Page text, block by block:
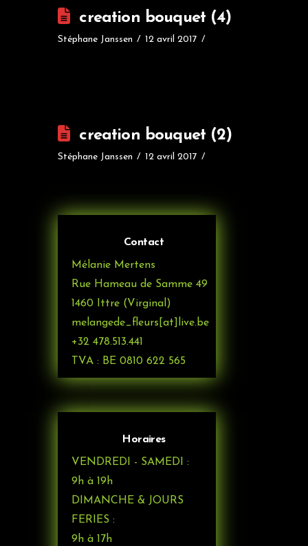
creation bouquet (4)
Stéphane Janssen 12 avril 2017
creation bouquet (2)
Stéphane Janssen 12 avril 2017
Contact
Mélanie Mertens
Rue Hameau de Samme 49
1460 Ittre (Virginal)
melangede_fleurs[at]live.be
+32 478.513.441
TVA : BE 0810 622 565
Horaires
VENDREDI - SAMEDI :
9h à 19h
DIMANCHE & JOURS
FERIES :
9h à 17h